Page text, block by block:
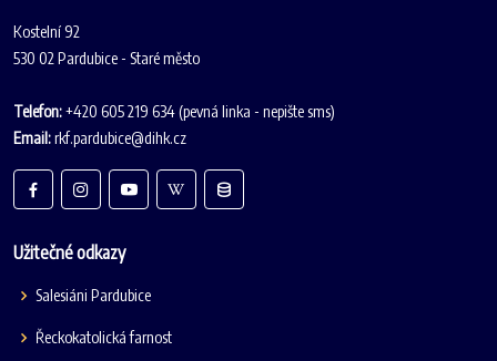
Kostelní 92
530 02 Pardubice - Staré město
Telefon:+420 605 219 634 (pevná linka - nepište sms)
Email:rkf.pardubice@dihk.cz
Užitečné odkazy
Salesiáni Pardubice
Řeckokatolická farnost